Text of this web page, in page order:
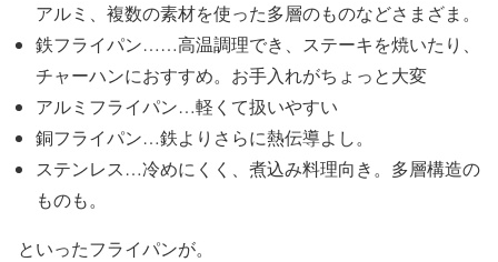
アルミ、複数の素材を使った多層のものなどさまざま。
鉄フライパン……高温調理でき、ステーキを焼いたり、
チャーハンにおすすめ。お手入れがちょっと大変
アルミフライパン…軽くて扱いやすい
銅フライパン…鉄よりさらに熱伝導よし。
ステンレス…冷めにくく、煮込み料理向き。多層構造の
ものも。
といったフライパンが。